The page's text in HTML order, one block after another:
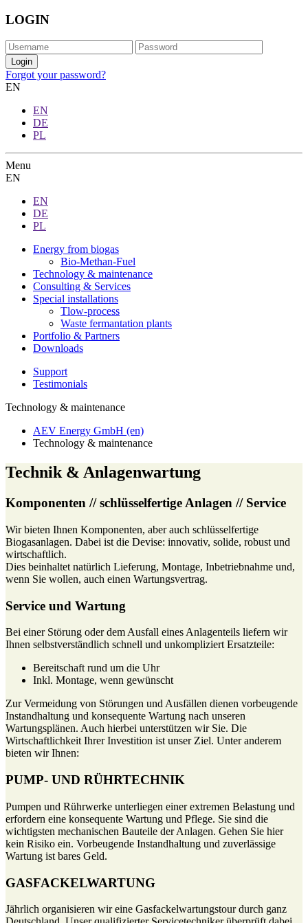
LOGIN
Forgot your password?
EN
EN
DE
PL
Menu
EN
EN
DE
PL
Energy from biogas
Bio-Methan-Fuel
Technology & maintenance
Consulting & Services
Special installations
Tlow-process
Waste fermantation plants
Portfolio & Partners
Downloads
Support
Testimonials
Technology & maintenance
AEV Energy GmbH (en)
Technology & maintenance
Technik & Anlagenwartung
Komponenten // schlüsselfertige Anlagen // Service
Wir bieten Ihnen Komponenten, aber auch schlüsselfertige
Biogasanlagen. Dabei ist die Devise: innovativ, solide, robust und
wirtschaftlich.
Dies beinhaltet natürlich Lieferung, Montage, Inbetriebnahme und,
wenn Sie wollen, auch einen Wartungsvertrag.
Service und Wartung
Bei einer Störung oder dem Ausfall eines Anlagenteils liefern wir
Ihnen selbstverständlich schnell und unkompliziert Ersatzteile:
Bereitschaft rund um die Uhr
Inkl. Montage, wenn gewünscht
Zur Vermeidung von Störungen und Ausfällen dienen vorbeugende
Instandhaltung und konsequente Wartung nach unseren
Wartungsplänen. Auch hierbei unterstützen wir Sie. Die
Wirtschaftlichkeit Ihrer Investition ist unser Ziel. Unter anderem
bieten wir Ihnen:
PUMP- UND RÜHRTECHNIK
Pumpen und Rührwerke unterliegen einer extremen Belastung und
erfordern eine konsequente Wartung und Pflege. Sie sind die
wichtigsten mechanischen Bauteile der Anlagen. Gehen Sie hier
kein Risiko ein. Vorbeugende Instandhaltung und zuverlässige
Wartung ist bares Geld.
GASFACKELWARTUNG
Jährlich organisieren wir eine Gasfackelwartungstour durch ganz